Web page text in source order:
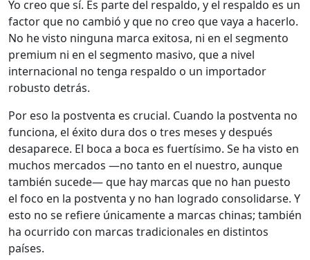
Yo creo que sí. Es parte del respaldo, y el respaldo es un
factor que no cambió y que no creo que vaya a hacerlo.
No he visto ninguna marca exitosa, ni en el segmento
premium ni en el segmento masivo, que a nivel
internacional no tenga respaldo o un importador
robusto detrás.
Por eso la postventa es crucial. Cuando la postventa no
funciona, el éxito dura dos o tres meses y después
desaparece. El boca a boca es fuertísimo. Se ha visto en
muchos mercados —no tanto en el nuestro, aunque
también sucede— que hay marcas que no han puesto
el foco en la postventa y no han logrado consolidarse. Y
esto no se refiere únicamente a marcas chinas; también
ha ocurrido con marcas tradicionales en distintos
países.